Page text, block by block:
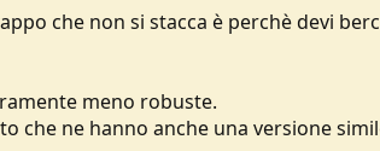
che non si stacca è perchè devi
meno robuste.
che ne hanno anche una versione